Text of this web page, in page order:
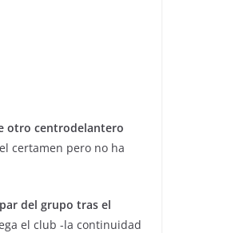
otro centrodelantero
certamen pero no ha
del grupo tras el
el club -la continuidad